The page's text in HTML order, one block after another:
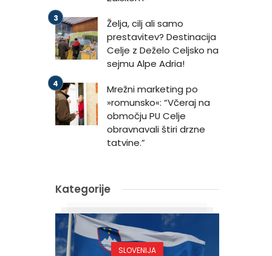
Želja, cilj ali samo
prestavitev? Destinacija
Celje z Deželo Celjsko na
sejmu Alpe Adria!
Mrežni marketing po
»romunsko«: “Včeraj na
območju PU Celje
obravnavali štiri drzne
tatvine.”
Kategorije
SLOVENIJA